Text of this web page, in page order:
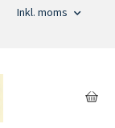
Inkl. moms